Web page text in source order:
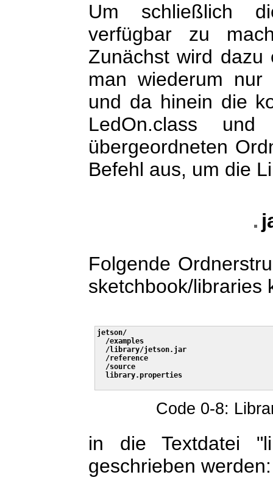
Um schließlich
verfügbar zu
Zunächst wird
man wiederum nur
und da hinein die
LedOn.class
übergeordneten
Befehl aus, um die
Folgende
sketchbook/libraries
jetson/
  /examples
  /library/jetson.jar
  /reference
  /source
  library.properties
Code 0-8:
in die Textdatei
geschrieben werden: